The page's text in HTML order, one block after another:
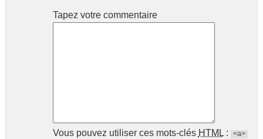
Tapez votre commentaire
Vous pouvez utiliser ces mots-clés HTML:
<a>